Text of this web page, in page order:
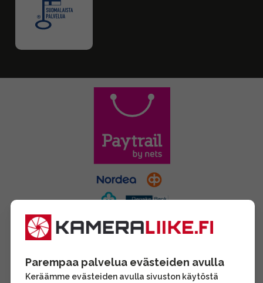
Parempaa palvelua evästeiden avulla
Keräämme evästeiden avulla sivuston käytöstä